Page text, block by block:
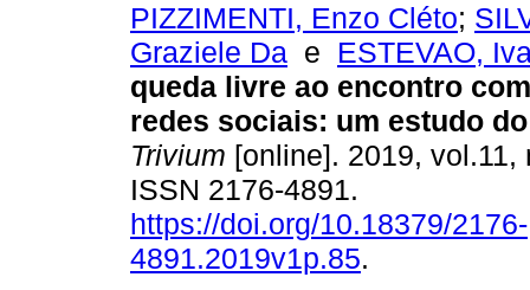
PIZZIMENTI, Enzo Cléto;
Graziele Da e ESTEVAO,
queda livre ao encontro
redes sociais: um estudo
Trivium [online]. 2019, vol.11,
ISSN 2176-4891.
https://doi.org/10.18379/2176-
4891.2019v1p.85.